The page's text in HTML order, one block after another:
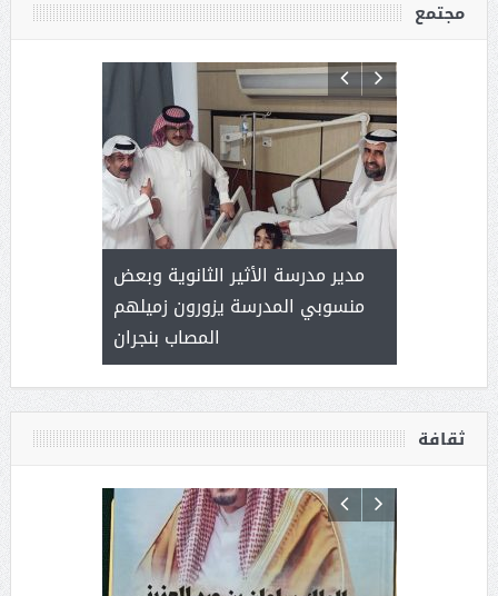
مجتمع
( محمد
مدير مدرسة الأثير الثانوية وبعض
منسوبي المدرسة يزورون زميلهم
المصاب بنجران
) .. ميراث
ثقافة